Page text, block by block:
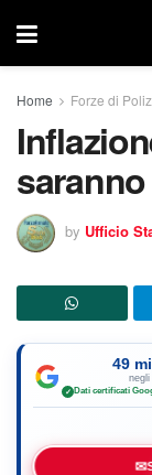
Home Forze di
by Ufficio
49
negli
✓ Dati certificati
✉